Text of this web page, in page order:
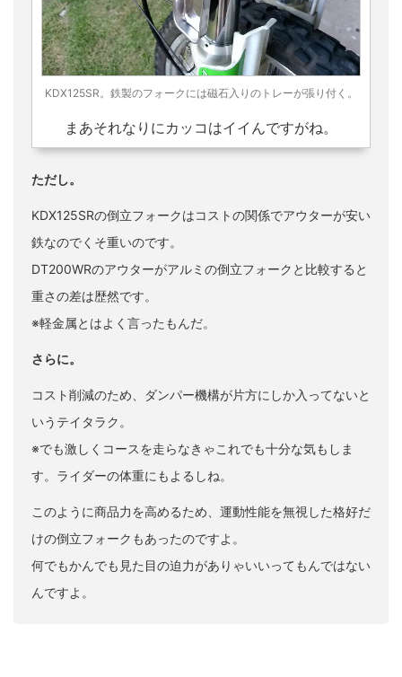
KDX125SR。鉄製のフォークには磁石入りのトレーが張り付く。
まあそれなりにカッコはイイんですがね。
ただし。
KDX125SRの倒立フォークはコストの関係でアウターが安い
鉄なのでくそ重いのです。
DT200WRのアウターがアルミの倒立フォークと比較すると
重さの差は歴然です。
※軽金属とはよく言ったもんだ。
さらに。
コスト削減のため、ダンパー機構が片方にしか入ってないと
いうテイタラク。
※でも激しくコースを走らなきゃこれでも十分な気もしま
す。ライダーの体重にもよるしね。
このように商品力を高めるため、運動性能を無視した格好だ
けの倒立フォークもあったのですよ。
何でもかんでも見た目の迫力がありゃいいってもんではない
んですよ。